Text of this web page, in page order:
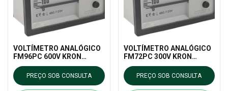
VOLTÍMETRO ANALÓGICO
FM96PC 600V KRON
MEDIDORES
PREÇO SOB CONSULTA
VOLTÍMETRO ANALÓGICO
FM72PC 300V KRON
MEDIDORES
PREÇO SOB CONSULTA